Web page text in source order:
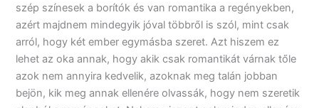
szép színesek a borítók és van romantika a regényekben,
azért majdnem mindegyik jóval többről is szól, mint csak
arról, hogy két ember egymásba szeret. Azt hiszem ez
lehet az oka annak, hogy akik csak romantikát várnak tőle
azok nem annyira kedvelik, azoknak meg talán jobban
bejön, kik meg annak ellenére olvassák, hogy nem szeretik